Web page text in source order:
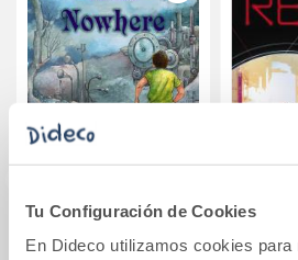
Tu Configuración de Cookies
En Dideco utilizamos cookies para
Nowhere